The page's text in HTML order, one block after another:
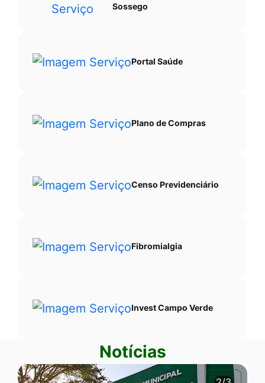
Sossego
Portal Saúde
Plano de Compras
Censo Previdenciário
Fibromialgia
Invest Campo Verde
Notícias